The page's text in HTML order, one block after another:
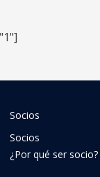
Socios
Socios
¿Por qué ser socio?